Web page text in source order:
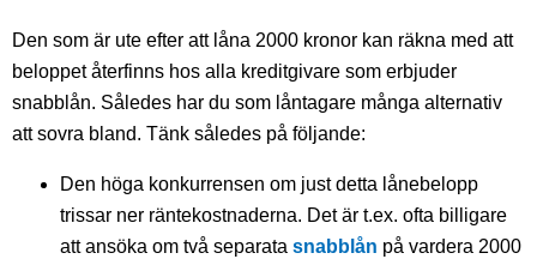
Den som är ute efter att låna 2000 kronor kan räkna med att
beloppet återfinns hos alla kreditgivare som erbjuder
snabblån. Således har du som låntagare många alternativ
att sovra bland. Tänk således på följande:
Den höga konkurrensen om just detta lånebelopp
trissar ner räntekostnaderna. Det är t.ex. ofta billigare
att ansöka om två separata snabblån på vardera 2000